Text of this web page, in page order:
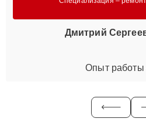
Дмитрий
Опыт работы